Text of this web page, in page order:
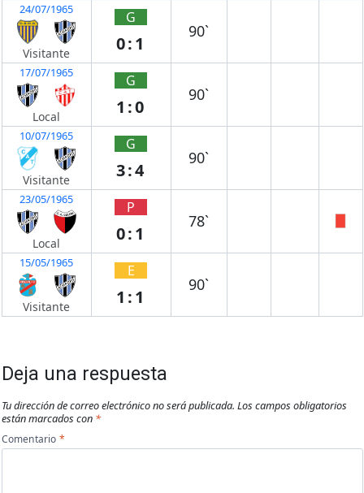
24/07/1965
Visitante
G
0:1
90`
17/07/1965
Local
G
1:0
90`
10/07/1965
Visitante
G
3:4
90`
23/05/1965
Local
P
0:1
78`
15/05/1965
Visitante
E
1:1
90`
Deja una respuesta
Tu dirección de correo electrónico no será publicada. Los campos obligatorios
están marcados con *
Comentario *